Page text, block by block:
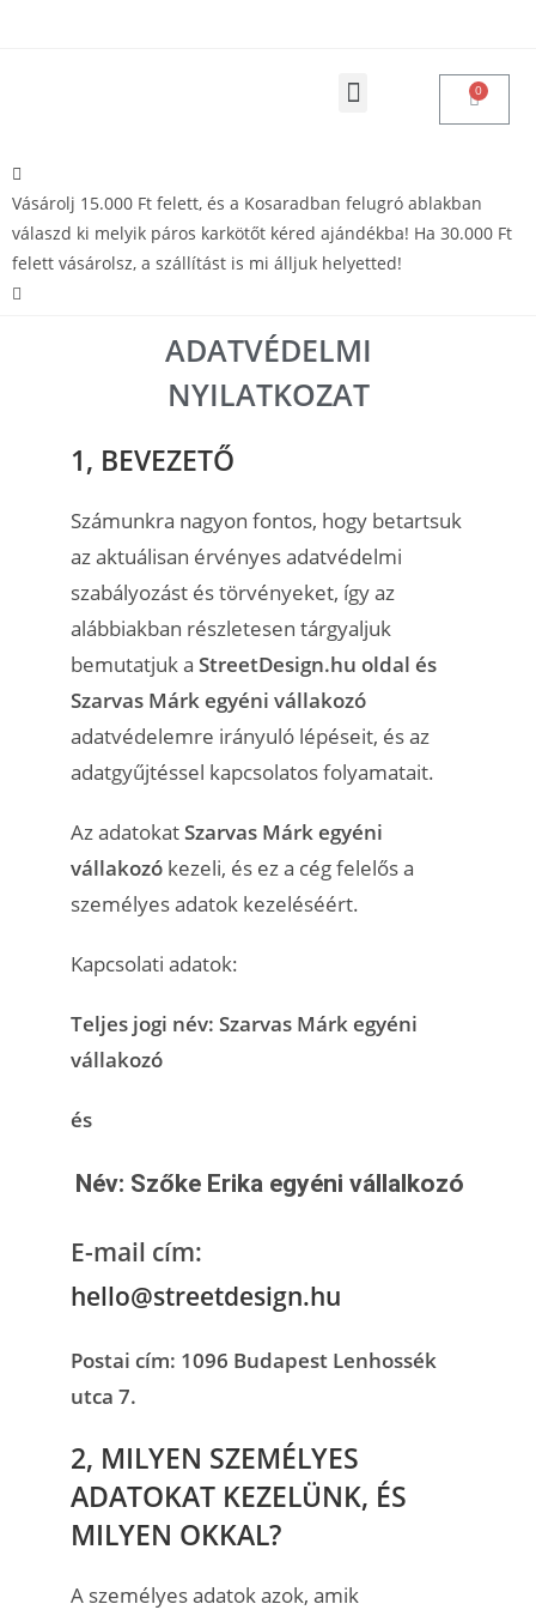
Vásárolj 15.000 Ft felett, és a Kosaradban felugró ablakban
válaszd ki melyik páros karkötőt kéred ajándékba! Ha 30.000 Ft
felett vásárolsz, a szállítást is mi álljuk helyetted!
ADATVÉDELMI
NYILATKOZAT
1, BEVEZETŐ
Számunkra nagyon fontos, hogy betartsuk
az aktuálisan érvényes adatvédelmi
szabályozást és törvényeket, így az
alábbiakban részletesen tárgyaljuk
bemutatjuk aStreetDesign.hu oldal és
Szarvas Márk egyéni vállakozó
adatvédelemre irányuló lépéseit, és az
adatgyűjtéssel kapcsolatos folyamatait.
Az adatokatSzarvas Márk egyéni
vállakozó kezeli, és ez a cég felelős a
személyes adatok kezeléséért.
Kapcsolati adatok:
Teljes jogi név: Szarvas Márk egyéni
vállakozó
és
Név: Szőke Erika egyéni vállalkozó
E-mail cím:
hello@streetdesign.hu
Postai cím: 1096 Budapest Lenhossék
utca 7.
2, MILYEN SZEMÉLYES
ADATOKAT KEZELÜNK, ÉS
MILYEN OKKAL?
A személyes adatok azok, amik